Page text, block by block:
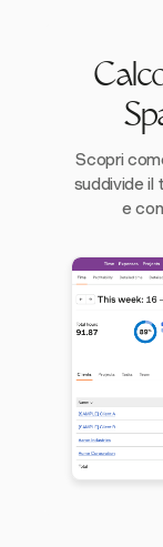
Scopri
suddivide il
e